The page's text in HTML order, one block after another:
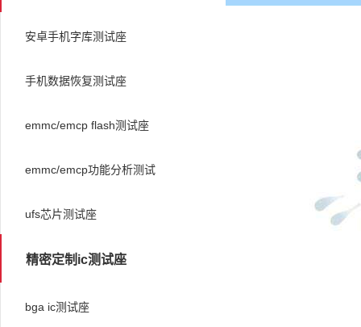
安卓手机字库测试座
手机数据恢复测试座
emmc/emcp flash测试座
emmc/emcp功能分析测试
ufs芯片测试座
精密定制ic测试座
bga ic测试座